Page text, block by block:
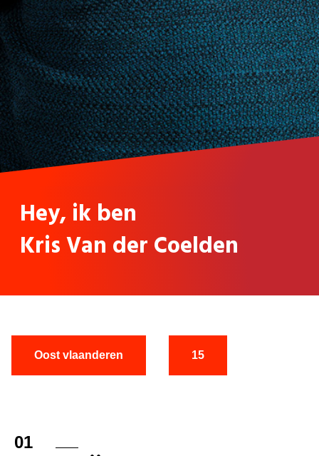
Hey, ik ben
Kris Van der Coelden
Oost vlaanderen 15
01